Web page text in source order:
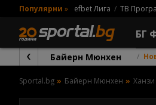
Популярни » efbet Лига ТВ
БГ
Байерн Мюнхен
Sportal.bg Байерн Мюнхен